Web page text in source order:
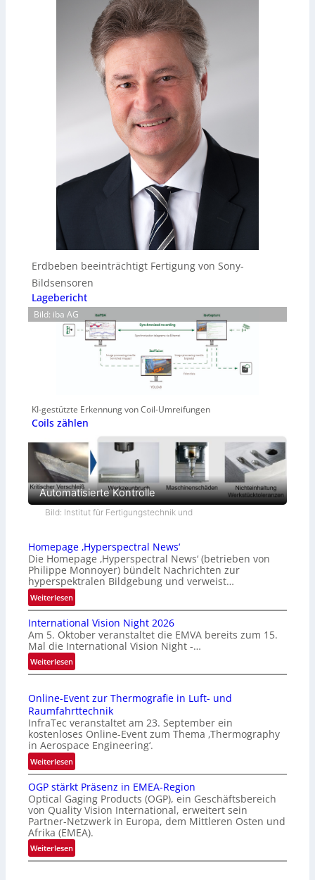
Erdbeben beeinträchtigt Fertigung von Sony-
Bildsensoren
Lagebericht
Bild: iba AG
KI-gestützte Erkennung von Coil-Umreifungen
Coils zählen
Automatisierte Kontrolle
Bild: Institut für Fertigungstechnik und
Homepage ‚Hyperspectral News‘
Die Homepage ‚Hyperspectral News‘ (betrieben von
Philippe Monnoyer) bündelt Nachrichten zur
hyperspektralen Bildgebung und verweist…
Weiterlesen:
H
o
m
e
p
a
e
‚
H
y
p
e
r
s
p
e
c
t
r
International Vision Night 2026
Am 5. Oktober veranstaltet die EMVA bereits zum 15.
Mal die International Vision Night -…
Weiterlesen:
I
t
e
r
n
a
t
o
n
a
l
V
i
Online-Event zur Thermografie in Luft- und
Raumfahrttechnik
InfraTec veranstaltet am 23. September ein
kostenloses Online-Event zum Thema ‚Thermography
in Aerospace Engineering‘.
Weiterlesen:
O
n
l
i
n
e
-
OGP stärkt Präsenz in EMEA-Region
Optical Gaging Products (OGP), ein Geschäftsbereich
von Quality Vision International, erweitert sein
Partner-Netzwerk in Europa, dem Mittleren Osten und
Afrika (EMEA).
Weiterlesen:
O